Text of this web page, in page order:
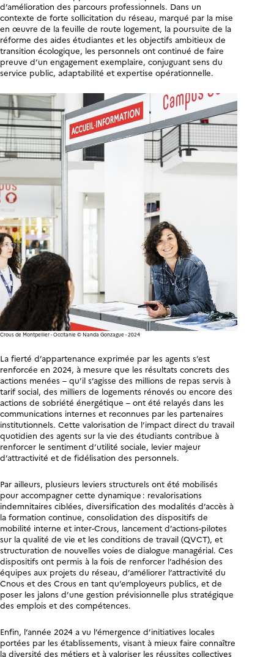
d’amélioration des parcours professionnels. Dans un
contexte de forte sollicitation du réseau, marqué par la mise
en œuvre de la feuille de route logement, la poursuite de la
réforme des aides étudiantes et les objectifs ambitieux de
transition écologique, les personnels ont continué de faire
preuve d’un engagement exemplaire, conjuguant sens du
service public, adaptabilité et expertise opérationnelle.
Crous de Montpellier - Occitanie © Nanda Gonzague - 2024
La fierté d’appartenance exprimée par les agents s’est
renforcée en 2024, à mesure que les résultats concrets des
actions menées – qu’il s’agisse des millions de repas servis à
tarif social, des milliers de logements rénovés ou encore des
actions de sobriété énergétique – ont été relayés dans les
communications internes et reconnues par les partenaires
institutionnels. Cette valorisation de l’impact direct du travail
quotidien des agents sur la vie des étudiants contribue à
renforcer le sentiment d’utilité sociale, levier majeur
d’attractivité et de fidélisation des personnels.
Par ailleurs, plusieurs leviers structurels ont été mobilisés
pour accompagner cette dynamique : revalorisations
indemnitaires ciblées, diversification des modalités d’accès à
la formation continue, consolidation des dispositifs de
mobilité interne et inter-Crous, lancement d’actions-pilotes
sur la qualité de vie et les conditions de travail (QVCT), et
structuration de nouvelles voies de dialogue managérial. Ces
dispositifs ont permis à la fois de renforcer l’adhésion des
équipes aux projets du réseau, d’améliorer l’attractivité du
Cnous et des Crous en tant qu’employeurs publics, et de
poser les jalons d’une gestion prévisionnelle plus stratégique
des emplois et des compétences.
Enfin, l’année 2024 a vu l’émergence d’initiatives locales
portées par les établissements, visant à mieux faire connaître
la diversité des métiers et à valoriser les réussites collectives